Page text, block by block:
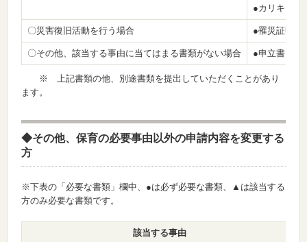
●カリキュラ
〇災害復旧活動を行う場合 ●罹災証明書
〇その他、該当する事由に当てはまる書類がない場合 ●申立書＜書
※ 上記書類の他、別途書類を提出していただくことがあり
ます。
◆その他、保育の必要事由以外の申請内容を変更する
方
※下表の「必要な書類」欄中、●は必ず必要な書類、▲は該当する
方のみ必要な書類です。
該当する事由